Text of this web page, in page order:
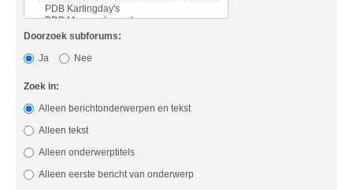
Doorzoek subforums:
Ja
Nee
Zoek in:
Alleen berichtonderwerpen en tekst
Alleen tekst
Alleen onderwerptitels
Alleen eerste bericht van onderwerp